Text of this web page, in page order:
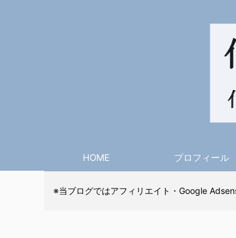
HOME プロフィール
※当ブログではアフィリエイト・Google